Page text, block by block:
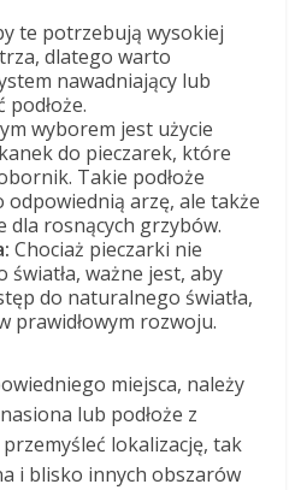
te potrzebują wysokiej
dlatego warto
nawadniający lub
wyborem jest użycie
do pieczarek, które
Takie podłoże
odpowiednią arzę, ale także
dla rosnących grzybów.
Chociaż pieczarki nie
ważne jest, aby
do naturalnego światła,
prawidłowym rozwoju.
miejsca, należy
lub podłoże z
lokalizację, tak
i blisko innych obszarów